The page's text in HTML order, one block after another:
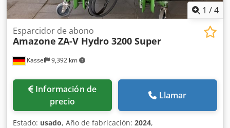
1 /4
Kassel 9,392 km
Esparcidor de abono
Amazone ZA-V Hydro 3200 Super
Información de
precio
Llamar
Estado: usado, Año de fabricación: 2024,